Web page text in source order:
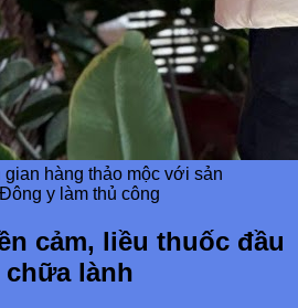
hàng thảo mộc với sản
y làm thủ công
cảm, liều thuốc đầu
lành